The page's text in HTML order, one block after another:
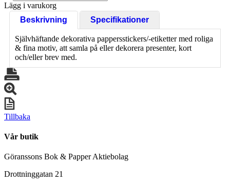
Lägg i varukorg
Beskrivning
Specifikationer
Självhäftande dekorativa pappersstickers/-etiketter med roliga
& fina motiv, att samla på eller dekorera presenter, kort
och/eller brev med.
Tillbaka
Vår butik
Göranssons Bok & Papper Aktiebolag
Drottninggatan 21